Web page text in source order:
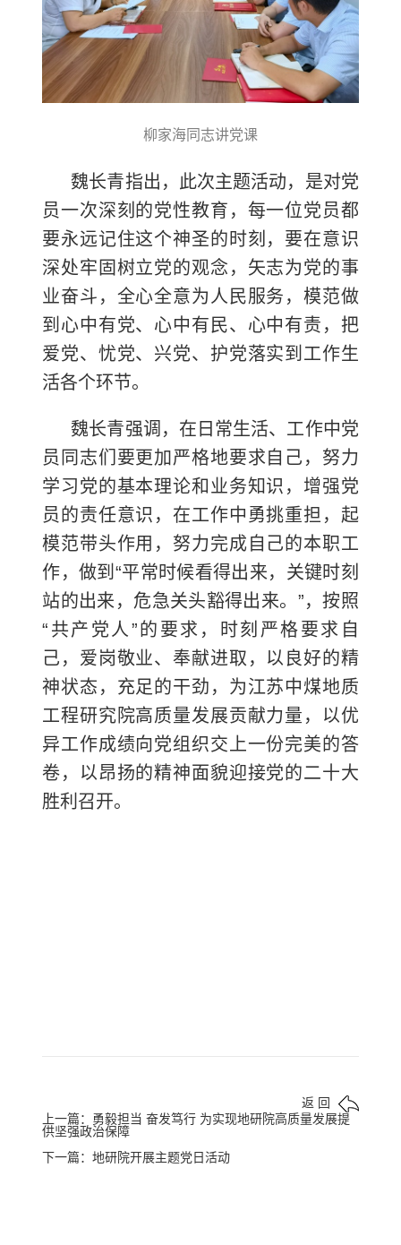
柳家海同志讲党课
魏长青指出，此次主题活动，是对党
员一次深刻的党性教育，每一位党员都
要永远记住这个神圣的时刻，要在意识
深处牢固树立党的观念，矢志为党的事
业奋斗，全心全意为人民服务，模范做
到心中有党、心中有民、心中有责，把
爱党、忧党、兴党、护党落实到工作生
活各个环节。
魏长青强调，在日常生活、工作中党
员同志们要更加严格地要求自己，努力
学习党的基本理论和业务知识，增强党
员的责任意识，在工作中勇挑重担，起
模范带头作用，努力完成自己的本职工
作，做到“平常时候看得出来，关键时刻
站的出来，危急关头豁得出来。”，按照
“共产党人”的要求，时刻严格要求自
己，爱岗敬业、奉献进取，以良好的精
神状态，充足的干劲，为江苏中煤地质
工程研究院高质量发展贡献力量，以优
异工作成绩向党组织交上一份完美的答
卷，以昂扬的精神面貌迎接党的二十大
胜利召开。
返 回
上一篇：勇毅担当 奋发笃行 为实现地研院高质量发展提
供坚强政治保障
下一篇：地研院开展主题党日活动